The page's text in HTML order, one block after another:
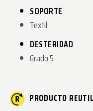
SOPORTE
Textil
DESTERIDAD
Grado 5
PRODUCTO